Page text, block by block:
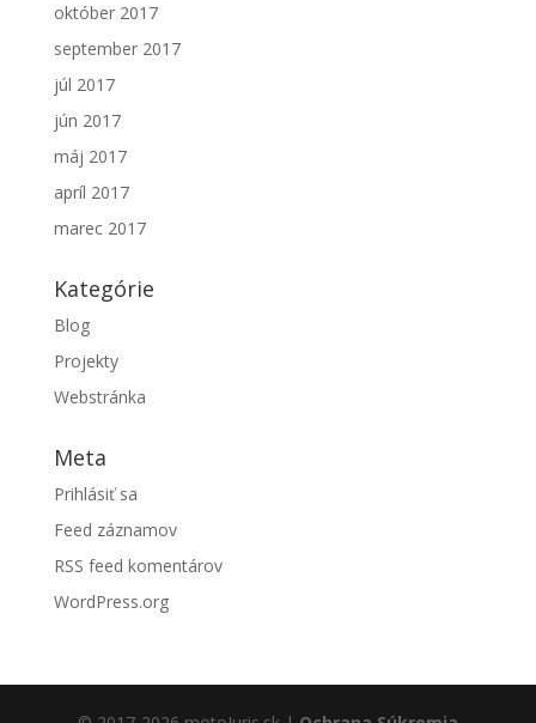
október 2017
september 2017
júl 2017
jún 2017
máj 2017
apríl 2017
marec 2017
Kategórie
Blog
Projekty
Webstránka
Meta
Prihlásiť sa
Feed záznamov
RSS feed komentárov
WordPress.org